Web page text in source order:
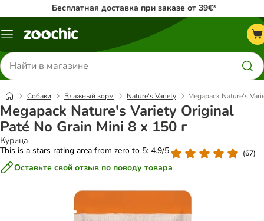
Бесплатная доставка при заказе от 39€*
Каталог
Поиск
товаров
Собаки Влажный корм Nature's Variety Megapack Nature's
Megapack Nature's Variety Original
Paté No Grain Mini 8 x 150 г
Курица
This is a stars rating area from zero to 5: 4.9/5
(67)
Оставьте свой отзыв по поводу товара